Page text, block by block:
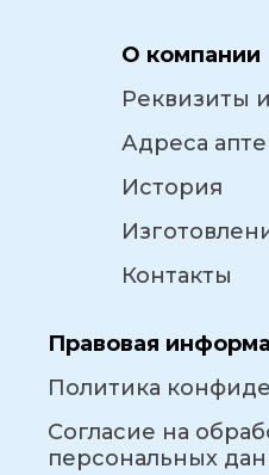
О компании
Реквизиты
Адреса
История
Контакты
Правовая
Политика
Согласие на
персональных